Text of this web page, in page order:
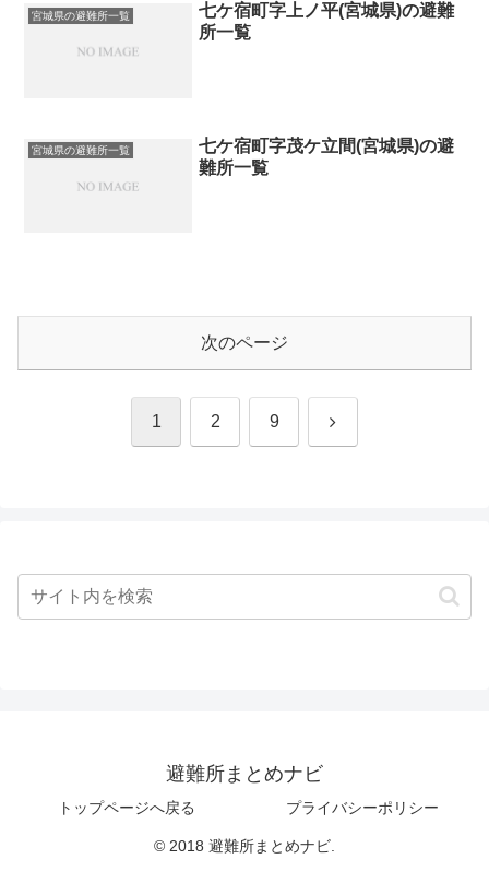
宮城県の避難所一覧
七ケ宿町字上ノ平(宮城県)の避難
所一覧
宮城県の避難所一覧
七ケ宿町字茂ケ立間(宮城県)の避
難所一覧
次のページ
1 2 9 次
避難所まとめナビ
トップページへ戻る プライバシーポリシー
© 2018 避難所まとめナビ.